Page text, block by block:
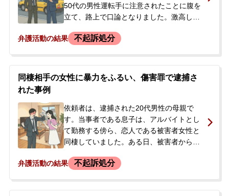
した。依頼者は動揺して一度は了承したも
のの、金額に納得がいかず、適正な示談交
れました。
50代の男性運転手に注意されたことに腹を
立て、路上で口論となりました。激高した
胸倉を掴んだりするなどの暴行を加え、怪
れ、被害届も提出されました。逮捕から2日
後に釈放されましたが、後日警察署への呼
感じ、謝罪と示談による解決を希望して当
事務所へ相談に来られました。
弁護活動の結果 不起訴処分
同棲相手の女性に暴力をふるい、傷害罪で逮捕さ
れた事例
依頼者は、逮捕された20代男性の母親で
す。当事者である息子は、アルバイトとし
て勤務する傍ら、恋人である被害者女性と
同棲していました。ある日、被害者から別
となり、ヒートアップして相手の腹部を蹴
弁護活動の結果 不起訴処分